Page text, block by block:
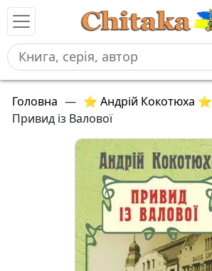
Головна — ⭐ Андрій Кокотюха ⭐
Привид із Валової